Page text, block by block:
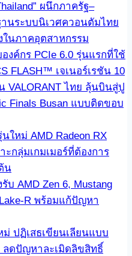
ผนึกภาครัฐ–
นระบบนิเวศควอนตัมไทย
ในภาคอุตสาหกรรม
งค์กร PCIe 6.0 รุ่นแรกที่ใช้
FLASH™ เจเนอร์เรชัน 10
VALORANT ไทย ลุ้นบินสู่ปู
Finals Busan แบบติดขอบ
ใหม่ AMD Radeon RX
ะกลุ่มเกมเมอร์ที่ต้องการ
น
บ AMD Zen 6, Mustang
R พร้อมแก้ปัญหา
ม่ ปฏิเสธเขียนเลียนแบบ
ลดปัญหาละเมิดลิขสิทธิ์